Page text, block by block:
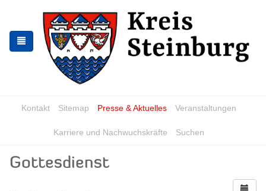
springen
springen
Kontakt Sitemap Presse & Aktuelles Veranstaltungen
Karriere und Nachwuchskräfte Suchen
Gottesdienst